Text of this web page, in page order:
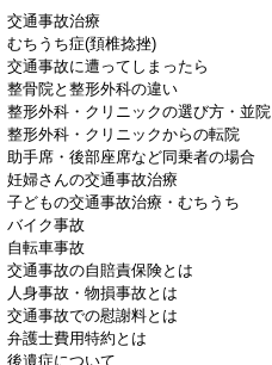
交通事故治療
むちうち症(頚椎捻挫)
交通事故に遭ってしまったら
整骨院と整形外科の違い
整形外科・クリニックの選び方・並院
整形外科・クリニックからの転院
助手席・後部座席など同乗者の場合
妊婦さんの交通事故治療
子どもの交通事故治療・むちうち
バイク事故
自転車事故
交通事故の自賠責保険とは
人身事故・物損事故とは
交通事故での慰謝料とは
弁護士費用特約とは
後遺症について